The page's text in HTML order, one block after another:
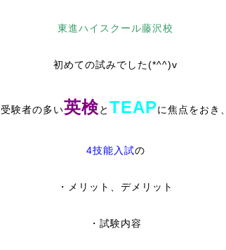
東進ハイスクール藤沢校
初めての試みでした(*^^)v
受験者の多い英検と TEAPに焦点をおき、
4技能入試の
・メリット、デメリット
・試験内容